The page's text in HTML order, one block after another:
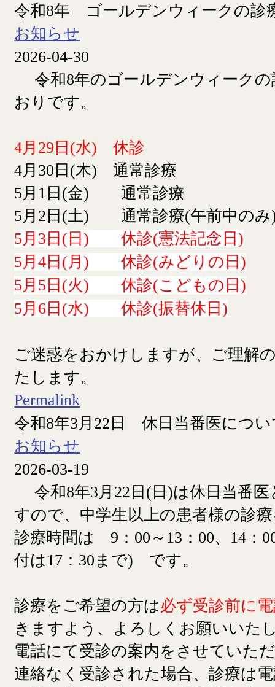
令和8年 ゴールデンウィークの診
お知らせ
2026-04-30
令和8年のゴールデンウィークの
おりです。
4月29日(水) 休診
4月30日(木) 通常診療
5月1日(金) 通常診療
5月2日(土) 通常診療(午前中のみ
5月3日(日) 休診(憲法記念日)
5月4日(月) 休診(みどりの日)
5月5日(火) 休診(こどもの日)
5月6日(水) 休診(振替休日)
ご迷惑をおかけしますが、ご理解
たします。
Permalink
令和8年3月22日 休日当番医につい
お知らせ
2026-03-19
令和8年3月22日(日)は休日当番
すので、中学生以上の患者様の診
診療時間は 9：00～13：00、14：
付は17：30まで) です。
診療をご希望の方は必ず受診前に
きますよう、よろしくお願いいた
電話にて受診の案内をさせていた
連絡なく受診された場合、診療は